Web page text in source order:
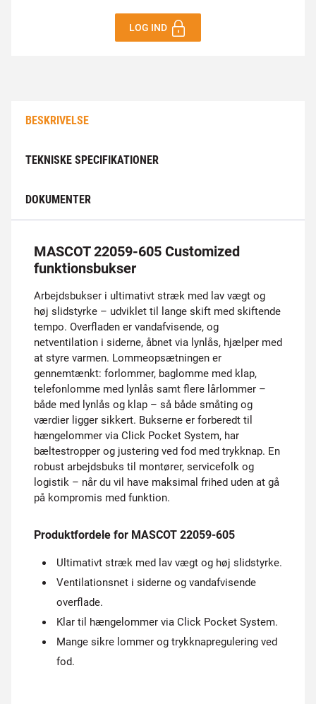
LOG IND
BESKRIVELSE
TEKNISKE SPECIFIKATIONER
DOKUMENTER
MASCOT 22059-605 Customized
funktionsbukser
Arbejdsbukser i ultimativt stræk med lav vægt og
høj slidstyrke – udviklet til lange skift med skiftende
tempo. Overfladen er vandafvisende, og
netventilation i siderne, åbnet via lynlås, hjælper med
at styre varmen. Lommeopsætningen er
gennemtænkt: forlommer, baglomme med klap,
telefonlomme med lynlås samt flere lårlommer –
både med lynlås og klap – så både småting og
værdier ligger sikkert. Bukserne er forberedt til
hængelommer via Click Pocket System, har
bæltestropper og justering ved fod med trykknap. En
robust arbejdsbuks til montører, servicefolk og
logistik – når du vil have maksimal frihed uden at gå
på kompromis med funktion.
Produktfordele for MASCOT 22059-605
Ultimativt stræk med lav vægt og høj slidstyrke.
Ventilationsnet i siderne og vandafvisende
overflade.
Klar til hængelommer via Click Pocket System.
Mange sikre lommer og trykknapregulering ved
fod.